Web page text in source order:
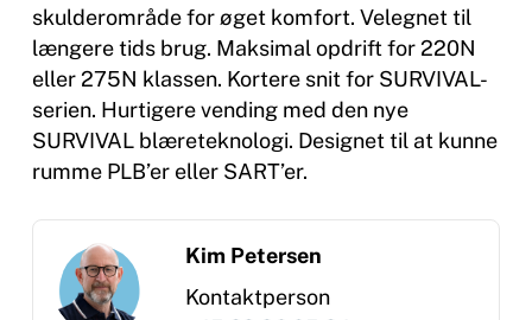
skulderområde for øget komfort. Velegnet til
længere tids brug. Maksimal opdrift for 220N
eller 275N klassen. Kortere snit for SURVIVAL-
serien. Hurtigere vending med den nye
SURVIVAL blæreteknologi. Designet til at kunne
rumme PLB’er eller SART’er.
Kim Petersen
Kontaktperson